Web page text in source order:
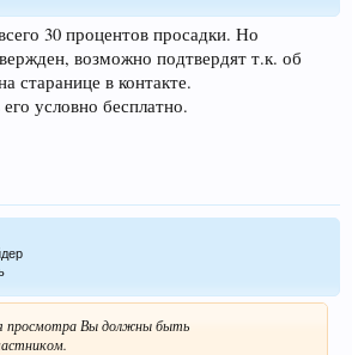
30 процентов просадки. Но
возможно подтвердят т.к. об
старанице в контакте.
условно бесплатно.
просмотра Вы должны быть